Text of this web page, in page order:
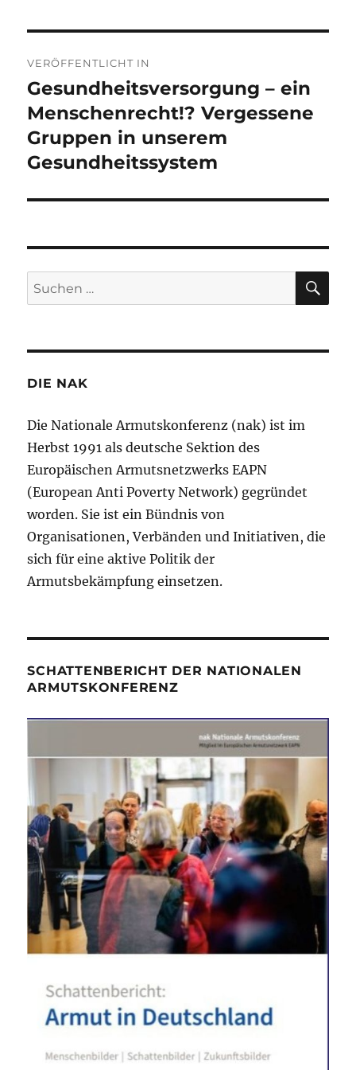
VERÖFFENTLICHT IN
Gesundheitsversorgung – ein
Menschenrecht!? Vergessene
Gruppen in unserem
Gesundheitssystem
Suchen
nach:
DIE NAK
Die Nationale Armutskonferenz (nak) ist im
Herbst 1991 als deutsche Sektion des
Europäischen Armutsnetzwerks EAPN
(European Anti Poverty Network) gegründet
worden. Sie ist ein Bündnis von
Organisationen, Verbänden und Initiativen, die
sich für eine aktive Politik der
Armutsbekämpfung einsetzen.
SCHATTENBERICHT DER NATIONALEN
ARMUTSKONFERENZ